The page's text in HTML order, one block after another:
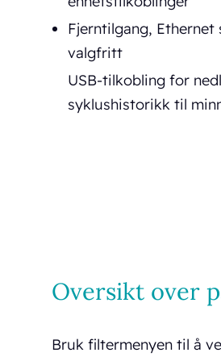
Fjerntilgang, Ethernet
valgfritt
USB-tilkobling for
syklushistorikk til
Oversikt over
Bruk filtermenyen til å